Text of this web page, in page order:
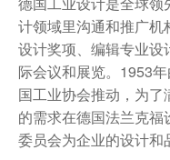
计领域里沟通和推广
设计奖项、编辑专业
际会议和展览。1953
国工业协会推动，为
的需求在德国法兰克
委员会为企业的设计和